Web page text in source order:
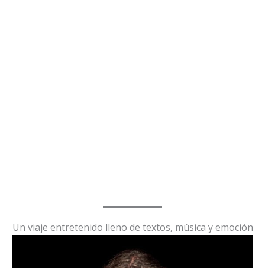
Un viaje entretenido lleno de textos, música y emoción